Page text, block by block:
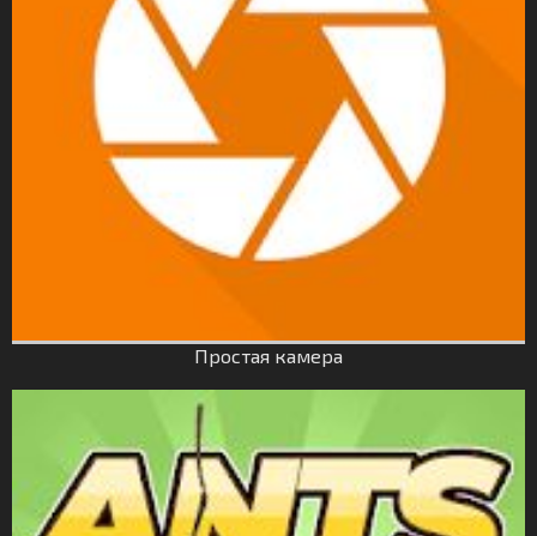
Простая камера